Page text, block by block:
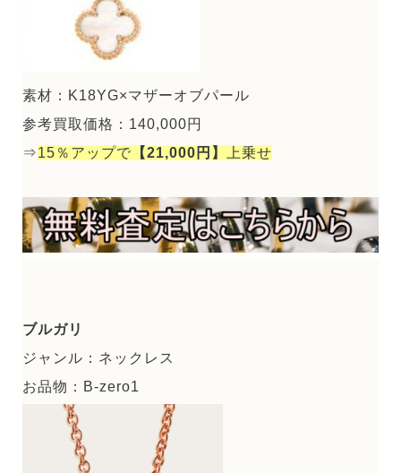
素材：K18YG×マザーオブパール
参考買取価格：140,000円
⇒15％アップで 【21,000円】 上乗せ
ブルガリ
ジャンル：ネックレス
お品物：B-zero1